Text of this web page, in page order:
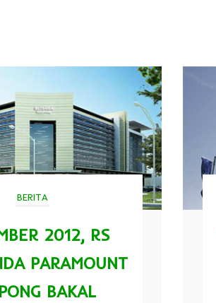
BERITA
2012, RS
PARAMOUNT
BAKAL